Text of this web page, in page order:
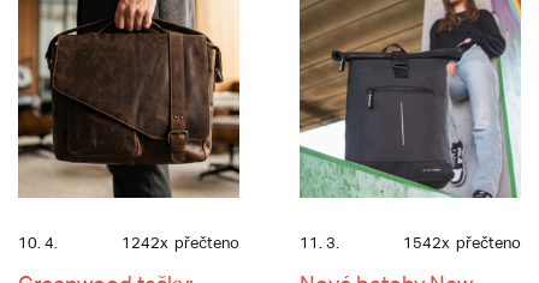
10. 4. 1242x přečteno 11. 3. 1542x přečteno